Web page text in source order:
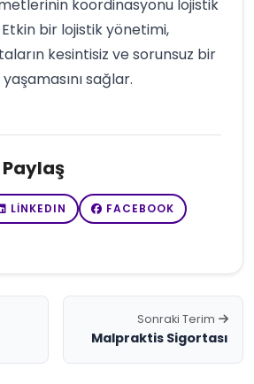
koordinasyonu lojistik
Etkin bir lojistik yönetimi,
kesintisiz ve sorunsuz bir
sağlar.
LINKEDIN
FACEBOOK
Sonraki Terim
Malpraktis Sigortası